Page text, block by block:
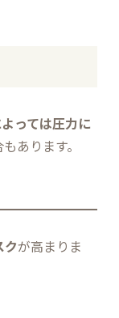
っては圧力に
あります。
クが高まりま